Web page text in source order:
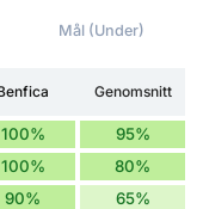
Mål (Under)
Genomsnitt
100% 95%
100% 80%
90% 65%